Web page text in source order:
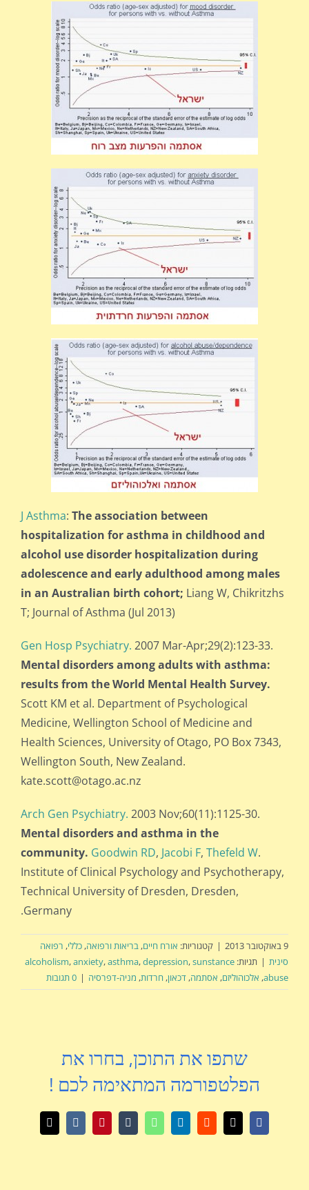
J Asthma: The association between
hospitalization for asthma in childhood and
alcohol use disorder hospitalization during
adolescence and early adulthood among males
in an Australian birth cohort; Liang W, Chikritzhs
T; Journal of Asthma (Jul 2013)
Gen Hosp Psychiatry. 2007 Mar-Apr;29(2):123-33.
Mental disorders among adults with asthma:
results from the World Mental Health Survey.
Scott KM et al. Department of Psychological
Medicine, Wellington School of Medicine and
Health Sciences, University of Otago, PO Box 7343,
Wellington South, New Zealand.
kate.scott@otago.ac.nz
Arch Gen Psychiatry. 2003 Nov;60(11):1125-30.
Mental disorders and asthma in the
community. Goodwin RD, Jacobi F, Thefeld W.
Institute of Clinical Psychology and Psychotherapy,
Technical University of Dresden, Dresden,
Germany.
9 באוקטובר 2013 | קטגוריות: אורח חיים, בריאות ורפואה, כללי, רפואה
סינית | תגיות: alcoholism,anxiety,asthma,depression,sunstance
abuse
, אלכוהוליזם, אסתמה, דכאון, חרדות, מניה-דפרסיה | 0 תגובות
שתפו את התוכן, בחרו את
הפלטפורמה המתאימה לכם !
Facebook
X
Reddit
LinkedIn
WhatsApp
Tumblr
Pinterest
Vk
כתובת
דואר